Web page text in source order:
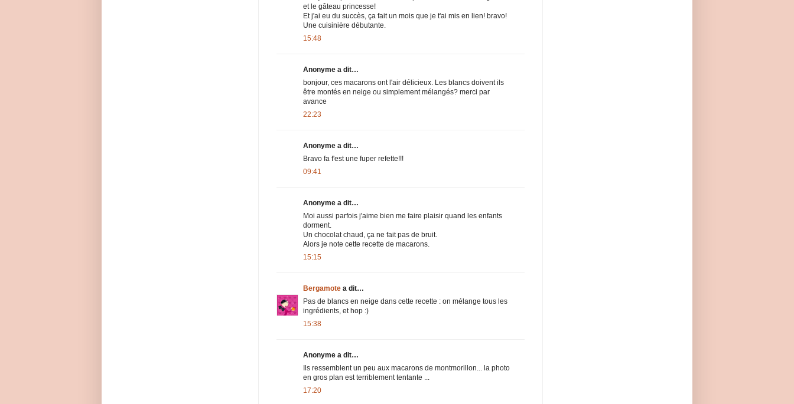
et le gâteau princesse!
Et j'ai eu du succès, ça fait un mois que je t'ai mis en lien! bravo!
Une cuisinière débutante.
15:48
Anonyme a dit…
bonjour, ces macarons ont l'air délicieux. Les blancs doivent ils
être montés en neige ou simplement mélangés? merci par
avance
22:23
Anonyme a dit…
Bravo fa f'est une fuper refette!!!
09:41
Anonyme a dit…
Moi aussi parfois j'aime bien me faire plaisir quand les enfants
dorment.
Un chocolat chaud, ça ne fait pas de bruit.
Alors je note cette recette de macarons.
15:15
Bergamote a dit…
Pas de blancs en neige dans cette recette : on mélange tous les
ingrédients, et hop :)
15:38
Anonyme a dit…
Ils ressemblent un peu aux macarons de montmorillon... la photo
en gros plan est terriblement tentante ...
17:20